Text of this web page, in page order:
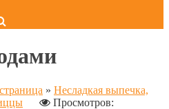
» Несладкая выпечка,
Просмотров: